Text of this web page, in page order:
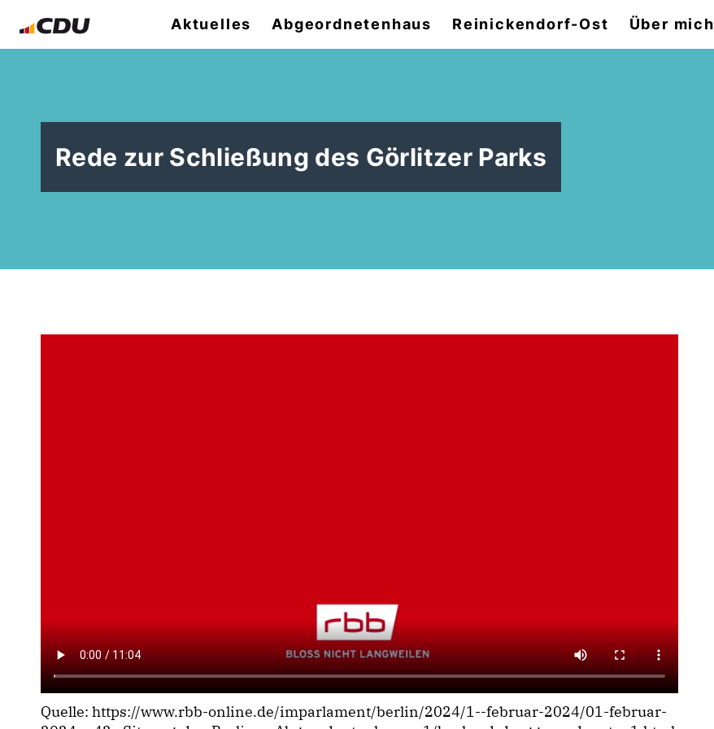
Aktuelles Abgeordnetenhaus Reinickendorf-Ost Über mich
Rede zur Schließung des Görlitzer Parks
Quelle: https://www.rbb-online.de/imparlament/berlin/2024/1--februar-2024/01-februar-